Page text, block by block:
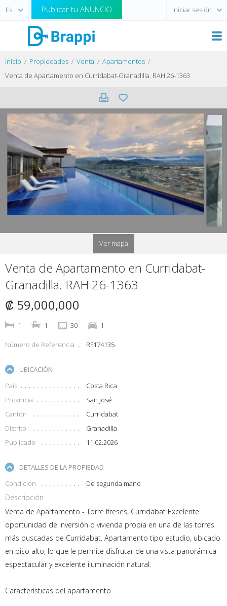
Publicar tu ANUNCIO Iniciar sesión
Inicio Propiedades Venta
Apartamentos
Venta de Apartamento en Curridabat-Granadilla. RAH 26-1363
Ver mapa
Venta de Apartamento en Curridabat-
Granadilla. RAH 26-1363
₡ 59,000,000
1 1 30 1
Número de Referencia RF174135
UBICACIÓN
País
Costa Rica
Provincia
San José
Cantón
Curridabat
Distrito
Granadilla
Publicado
11.02.2026
DETALLES DE LA PROPIEDAD
Condición
De segunda mano
Descripción
Venta de Apartamento - Torre Ifreses, Curridabat Excelente
oportunidad de inversión o vivienda propia en una de las torres
más buscadas de Curridabat. Apartamento tipo estudio, ubicado
en piso alto, lo que le permite disfrutar de una vista panorámica
espectacular y excelente iluminación natural.
Características del apartamento